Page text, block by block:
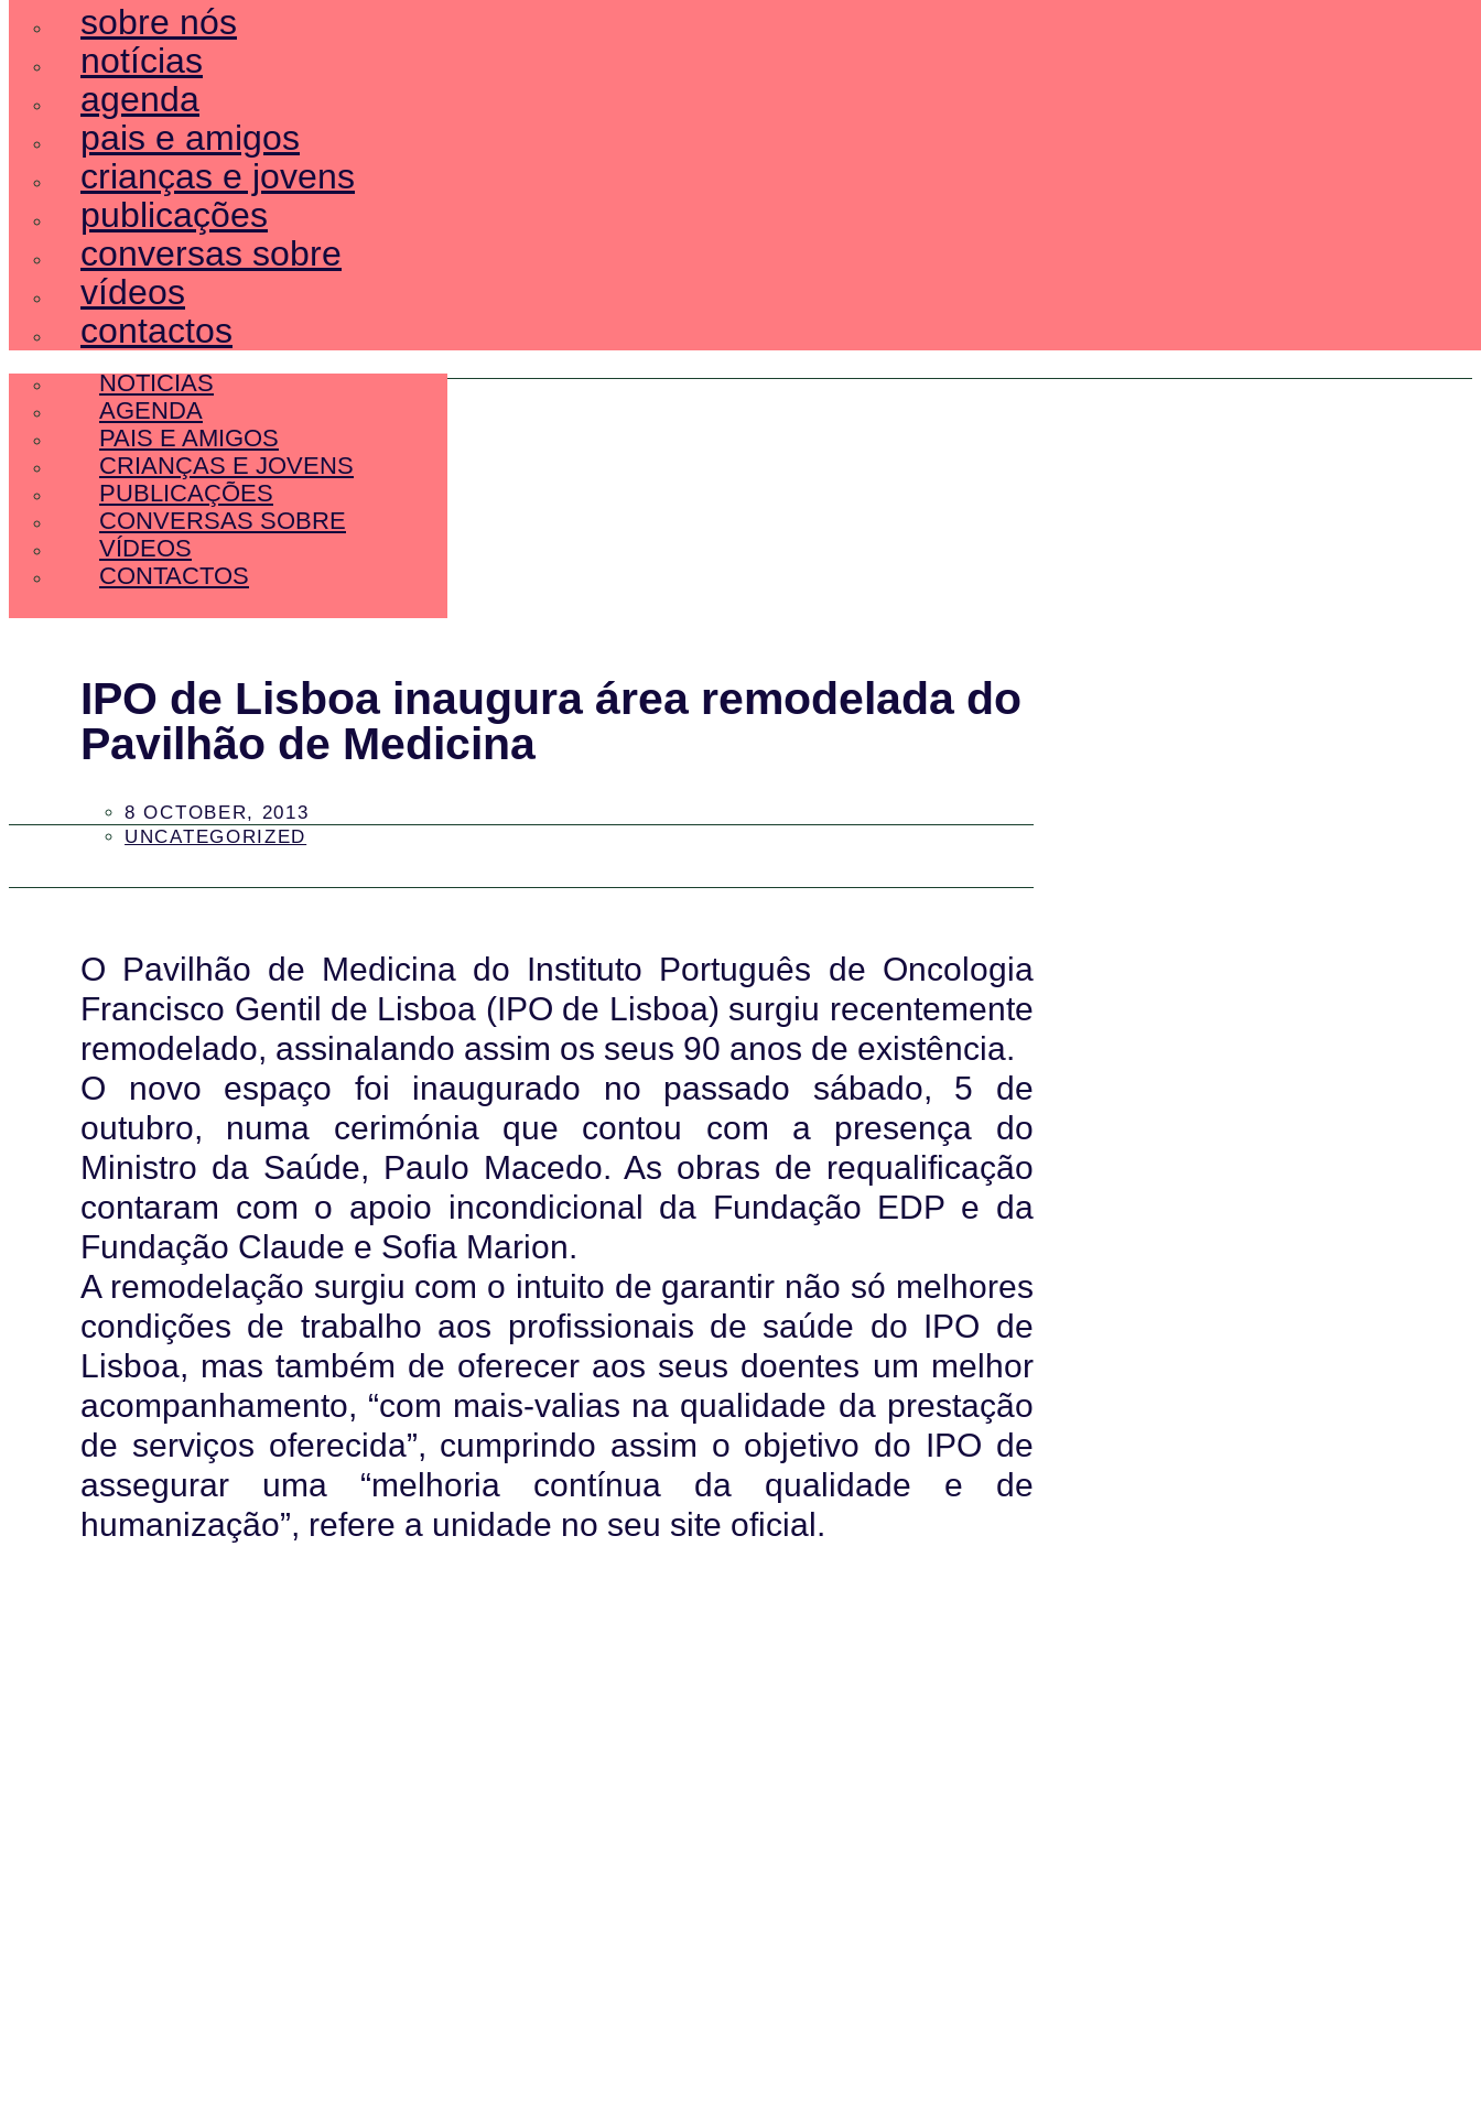
sobre nós
notícias
agenda
pais e amigos
crianças e jovens
publicações
conversas sobre
vídeos
contactos
SOBRE NÓS
NOTÍCIAS
AGENDA
PAIS E AMIGOS
CRIANÇAS E JOVENS
PUBLICAÇÕES
CONVERSAS SOBRE
VÍDEOS
CONTACTOS
IPO de Lisboa inaugura área remodelada do
Pavilhão de Medicina
8 OCTOBER, 2013
UNCATEGORIZED
O Pavilhão de Medicina do Instituto Português de Oncologia
Francisco Gentil de Lisboa (IPO de Lisboa) surgiu recentemente
remodelado, assinalando assim os seus 90 anos de existência.
O novo espaço foi inaugurado no passado sábado, 5 de
outubro, numa cerimónia que contou com a presença do
Ministro da Saúde, Paulo Macedo. As obras de requalificação
contaram com o apoio incondicional da Fundação EDP e da
Fundação Claude e Sofia Marion.
A remodelação surgiu com o intuito de garantir não só melhores
condições de trabalho aos profissionais de saúde do IPO de
Lisboa, mas também de oferecer aos seus doentes um melhor
acompanhamento, “com mais-valias na qualidade da prestação
de serviços oferecida”, cumprindo assim o objetivo do IPO de
assegurar uma “melhoria contínua da qualidade e de
humanização”, refere a unidade no seu site oficial.